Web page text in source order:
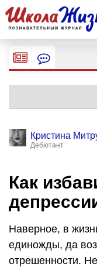
Кристина
Дебютант
Как
Наверное, в
единожды, да
отрешенности.